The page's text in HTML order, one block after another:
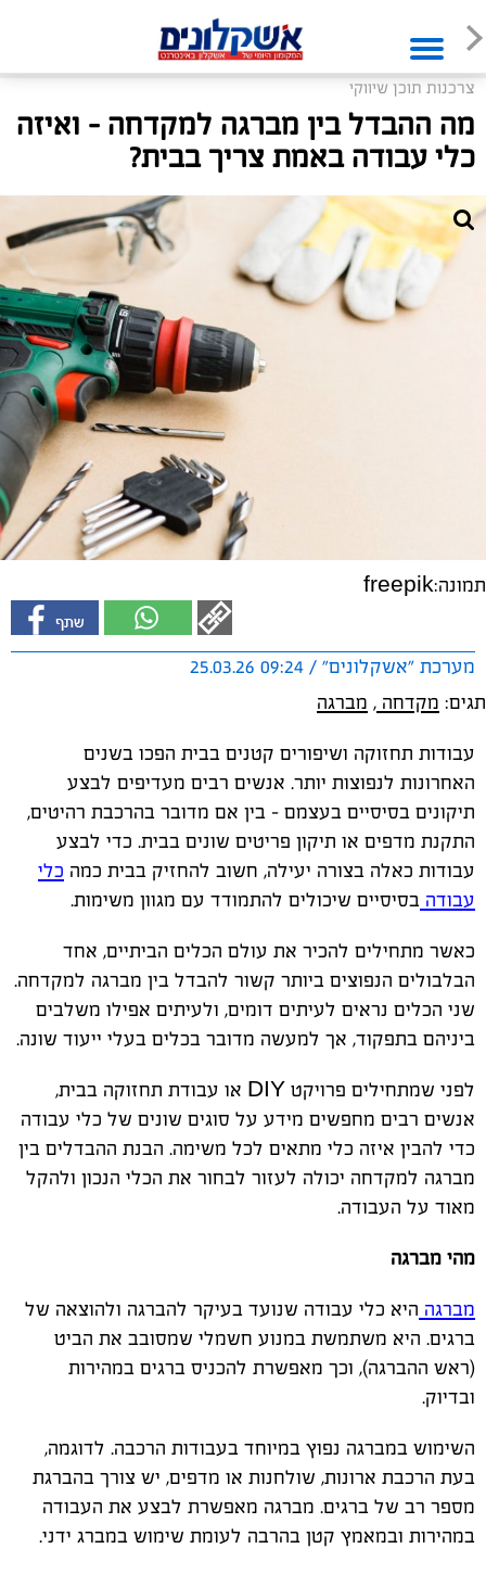
צרכנות תוכן שיווקי
מה ההבדל בין מברגה למקדחה – ואיזה
כלי עבודה באמת צריך בבית?
תמונה:freepik
מערכת "אשקלונים" / 09:24 25.03.26
תגים: מקדחה , מברגה
עבודות תחזוקה ושיפורים קטנים בבית הפכו בשנים
האחרונות לנפוצות יותר. אנשים רבים מעדיפים לבצע
תיקונים בסיסיים בעצמם – בין אם מדובר בהרכבת רהיטים,
התקנת מדפים או תיקון פריטים שונים בבית. כדי לבצע
עבודות כאלה בצורה יעילה, חשוב להחזיק בבית כמה כלי
עבודה בסיסיים שיכולים להתמודד עם מגוון משימות.
כאשר מתחילים להכיר את עולם הכלים הביתיים, אחד
הבלבולים הנפוצים ביותר קשור להבדל בין מברגה למקדחה.
שני הכלים נראים לעיתים דומים, ולעיתים אפילו משלבים
ביניהם בתפקוד, אך למעשה מדובר בכלים בעלי ייעוד שונה.
לפני שמתחילים פרויקט DIY או עבודת תחזוקה בבית,
אנשים רבים מחפשים מידע על סוגים שונים של כלי עבודה
כדי להבין איזה כלי מתאים לכל משימה. הבנת ההבדלים בין
מברגה למקדחה יכולה לעזור לבחור את הכלי הנכון ולהקל
מאוד על העבודה.
מהי מברגה
מברגה היא כלי עבודה שנועד בעיקר להברגה ולהוצאה של
ברגים. היא משתמשת במנוע חשמלי שמסובב את הביט
(ראש ההברגה), וכך מאפשרת להכניס ברגים במהירות
ובדיוק.
השימוש במברגה נפוץ במיוחד בעבודות הרכבה. לדוגמה,
בעת הרכבת ארונות, שולחנות או מדפים, יש צורך בהברגת
מספר רב של ברגים. מברגה מאפשרת לבצע את העבודה
במהירות ובמאמץ קטן בהרבה לעומת שימוש במברג ידני.